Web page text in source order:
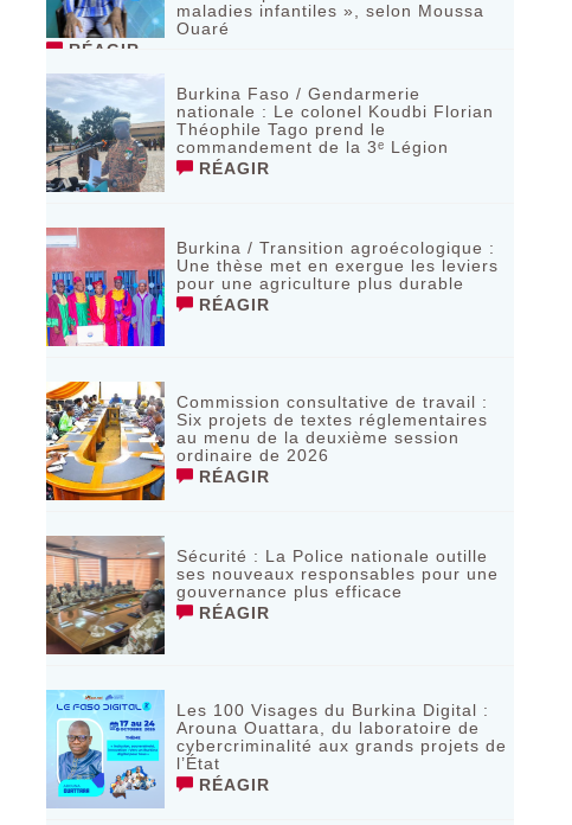
maladies infantiles », selon Moussa
Ouaré
RÉAGIR
Burkina Faso / Gendarmerie
nationale : Le colonel Koudbi Florian
Théophile Tago prend le
commandement de la 3ᵉ Légion
RÉAGIR
Burkina / Transition agroécologique :
Une thèse met en exergue les leviers
pour une agriculture plus durable
RÉAGIR
Commission consultative de travail :
Six projets de textes réglementaires
au menu de la deuxième session
ordinaire de 2026
RÉAGIR
Sécurité : La Police nationale outille
ses nouveaux responsables pour une
gouvernance plus efficace
RÉAGIR
Les 100 Visages du Burkina Digital :
Arouna Ouattara, du laboratoire de
cybercriminalité aux grands projets de
l’État
RÉAGIR